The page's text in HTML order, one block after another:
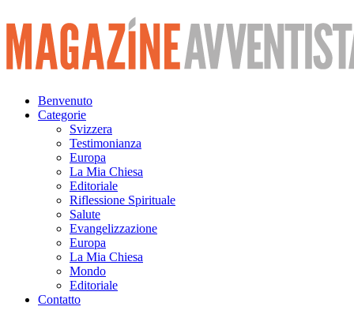
Vai
al
contenuto
Benvenuto
Categorie
Svizzera
Testimonianza
Europa
La Mia Chiesa
Editoriale
Riflessione Spirituale
Salute
Evangelizzazione
Europa
La Mia Chiesa
Mondo
Editoriale
Contatto